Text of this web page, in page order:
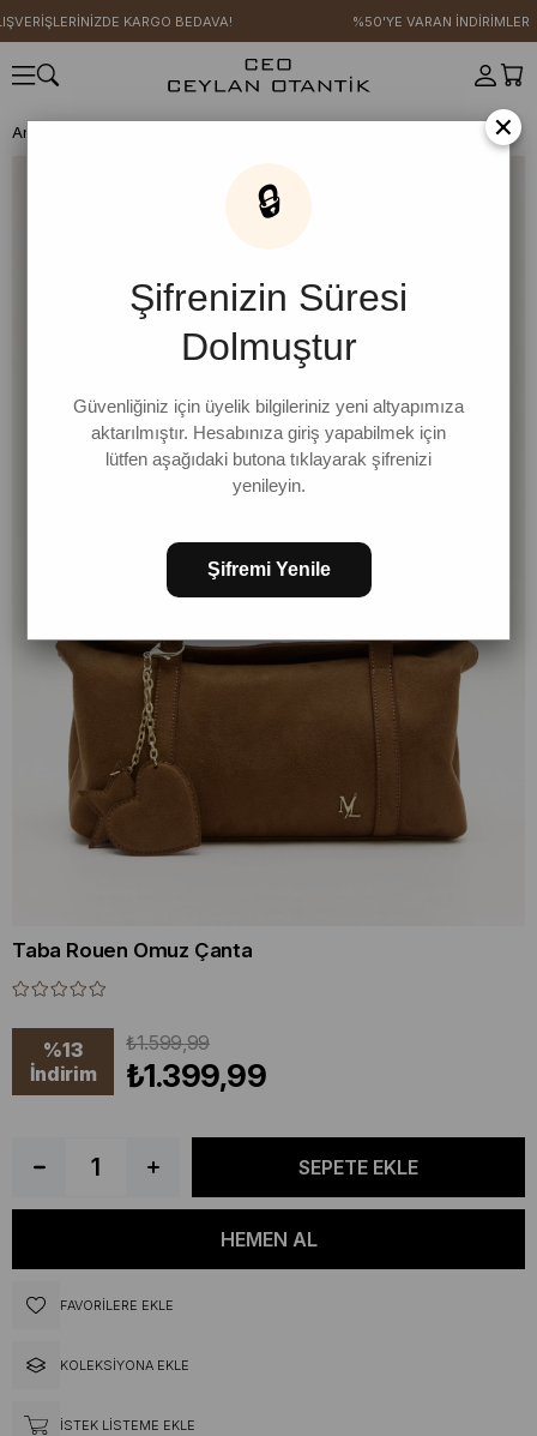
KARGO BEDAVA! %50'YE VARAN İNDİRİMLER
Anasayfa Taba Rouen Omuz Çanta
Taba Rouen Omuz Çanta
%13
İndirim
₺1.599,99
₺1.399,99
FAVORILERE EKLE
KOLEKSIYONA EKLE
İSTEK LISTEME EKLE
×
🔒
Şifrenizin Süresi
Dolmuştur
Güvenliğiniz için üyelik bilgileriniz yeni altyapımıza
aktarılmıştır. Hesabınıza giriş yapabilmek için
lütfen aşağıdaki butona tıklayarak şifrenizi
yenileyin.
Şifremi Yenile